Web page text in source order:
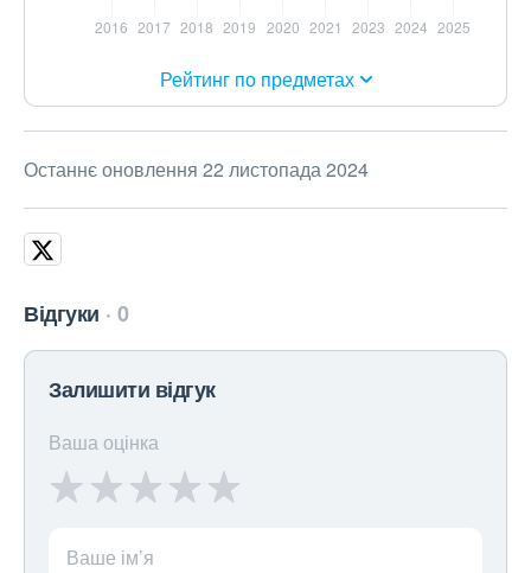
Рейтинг по предметах
Останнє оновлення 22 листопада 2024
Відгуки 0
Залишити відгук
Ваша оцінка
Ваше ім’я